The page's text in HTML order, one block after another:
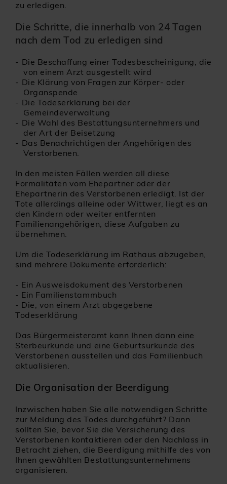
zu erledigen.
Die Schritte, die innerhalb von 24 Tagen
nach dem Tod zu erledigen sind
Die Beschaffung einer Todesbescheinigung, die
von einem Arzt ausgestellt wird
Die Klärung von Fragen zur Körper- oder
Organspende
Die Todeserklärung bei der
Gemeindeverwaltung
Die Wahl des Bestattungsunternehmers und
der Art der Beisetzung
Das Benachrichtigen der Angehörigen des
Verstorbenen.
In den meisten Fällen werden all diese
Formalitäten vom Ehepartner oder der
Ehepartnerin des Verstorbenen erledigt. Ist der
Tote allerdings alleine oder Wittwer, liegt es an
den Kindern oder weiter entfernten
Familienangehörigen, diese Aufgaben zu
übernehmen.
Um die Todeserklärung im Rathaus abzugeben,
sind mehrere Dokumente erforderlich:
- Ein Ausweisdokument des Verstorbenen
- Ein Familienstammbuch
- Die, von einem Arzt abgegebene
Todeserklärung
Das Bürgermeisteramt kann Ihnen dann eine
Sterbeurkunde und eine Geburtsurkunde des
Verstorbenen ausstellen und das Familienbuch
aktualisieren.
Die Organisation der Beerdigung
Inzwischen haben Sie alle notwendigen Schritte
zur Meldung des Todes durchgeführt? Dann
sollten Sie, bevor Sie die Versicherung des
Verstorbenen kontaktieren oder den Nachlass in
Betracht ziehen, die Beerdigung mithilfe des von
Ihnen gewählten Bestattungsunternehmens
organisieren.